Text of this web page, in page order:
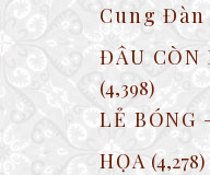
Cung
ĐÂU CÒN
(4,398)
LẺ BÓNG
HỌA (4,278)